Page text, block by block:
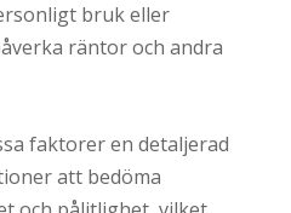
bruk eller
räntor och andra
faktorer en detaljerad
att bedöma